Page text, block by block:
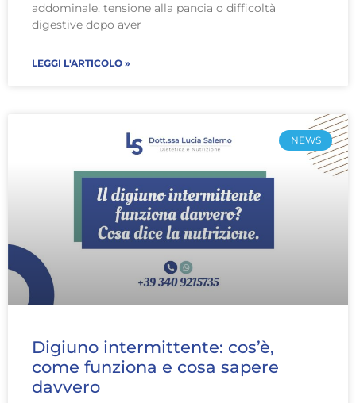
addominale, tensione alla pancia o difficoltà
digestive dopo aver
LEGGI L'ARTICOLO »
NEWS
Digiuno intermittente: cos’è,
come funziona e cosa sapere
davvero